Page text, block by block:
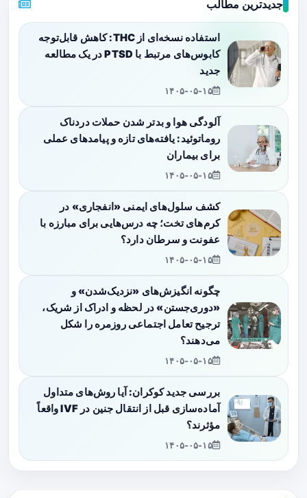
جدیدترین مطالب
استفاده نسخه‌ای از THC: کاهش قابل‌توجه
کابوس‌های مرتبط با PTSD در یک مطالعه
جدید
۱۴۰۵-۰۵-۱۵
آلودگی هوا و بدتر شدن حملات دردناک
روماتوئید: یافته‌های تازه و پیامدهای عملی
برای بیماران
۱۴۰۵-۰۵-۱۵
کشف سلول‌های ایمنی «انفجاری» در
کرم‌های تخت؛ چه درس‌هایی برای مبارزه با
عفونت و سرطان دارد؟
۱۴۰۵-۰۵-۱۵
چگونه انگیزش‌های «نزدیک‌شدن» و
«دوری‌جستن» در لحظه و ادراک از شریک،
ترجیح تعامل اجتماعی روزمره را شکل
می‌دهند؟
۱۴۰۵-۰۵-۱۵
بررسی جدید کوکران: آیا روش‌های متداول
آماده‌سازی قبل از انتقال جنین در IVF واقعاً
مؤثرند؟
۱۴۰۵-۰۵-۱۵